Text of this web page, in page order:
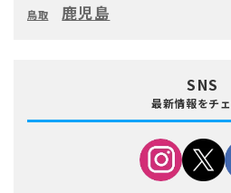
鳥取 鹿児島
SNS
最新情報をチ